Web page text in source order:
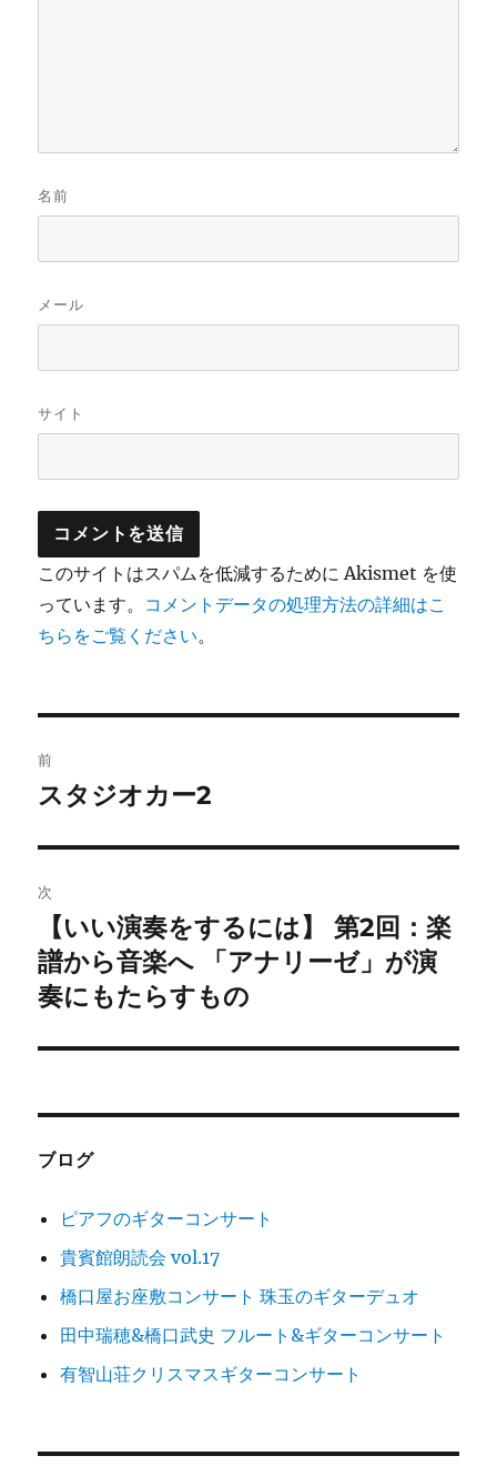
名前
メール
サイト
このサイトはスパムを低減するために Akismet を使
っています。 コメントデータの処理方法の詳細はこ
ちらをご覧ください。
稿
ビ
ゲ
ー
シ
ン
前
前
投
稿:
スタジオカー2
次
の
投
【いい演奏をするには】 第2回：楽
譜から音楽へ 「アナリーゼ」が演
奏にもたらすもの
ブログ
ピアフのギターコンサート
貴賓館朗読会 vol.17
橋口屋お座敷コンサート 珠玉のギターデュオ
田中瑞穂&橋口武史 フルート&ギターコンサート
有智山荘クリスマスギターコンサート